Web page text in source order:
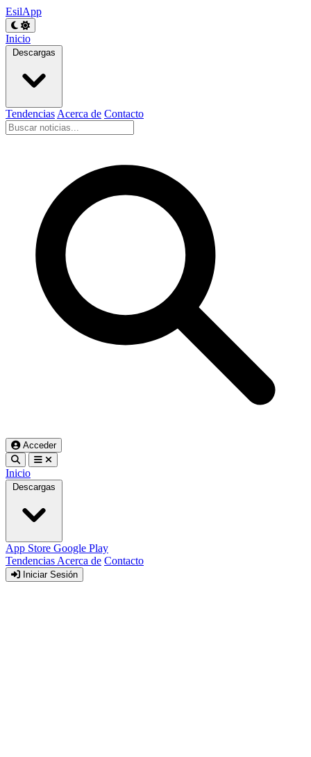
EsilApp
Inicio
Descargas
Tendencias Acerca de Contacto
Acceder
Inicio
Descargas
App Store Google Play
Tendencias Acerca de Contacto
Iniciar Sesión